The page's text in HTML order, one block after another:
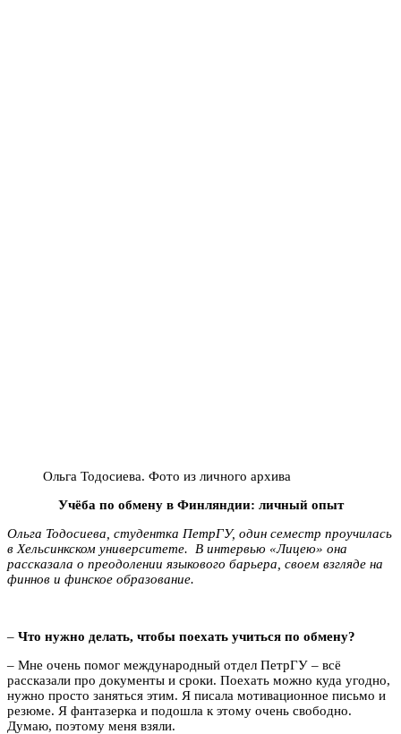
Ольга Тодосиева. Фото из личного архива
Учёба по обмену в Финляндии: личный опыт
Ольга Тодосиева, студентка ПетрГУ, один семестр проучилась
в Хельсинкском университете. В интервью «Лицею» она
рассказала о преодолении языкового барьера, своем взгляде на
финнов и финское образование.
– Что нужно делать, чтобы поехать учиться по обмену?
– Мне очень помог международный отдел ПетрГУ – всё
рассказали про документы и сроки. Поехать можно куда угодно,
нужно просто заняться этим. Я писала мотивационное письмо и
резюме. Я фантазерка и подошла к этому очень свободно.
Думаю, поэтому меня взяли.